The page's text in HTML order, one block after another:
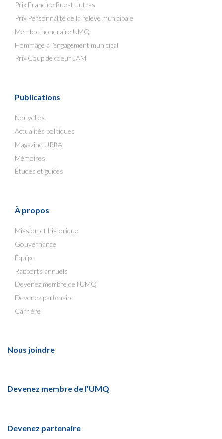
Prix Francine Ruest-Jutras
Prix Personnalité de la relève municipale
Membre honoraire UMQ
Hommage à l’engagement municipal
Prix Coup de coeur JAM
Publications
Nouvelles
Actualités politiques
Magazine URBA
Mémoires
Études et guides
À propos
Mission et historique
Gouvernance
Équipe
Rapports annuels
Devenez membre de l’UMQ
Devenez partenaire
Carrière
Nous joindre
Devenez membre de l’UMQ
Devenez partenaire